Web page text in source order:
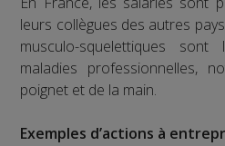
leurs collègues des autres
musculo-squelettiques
maladies professionnelles,
poignet et de la main.
Exemples d’actions à